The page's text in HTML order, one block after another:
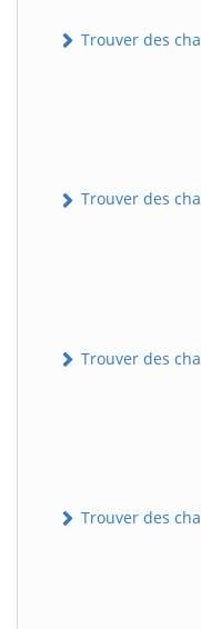
Trouver des
Trouver des
Trouver des
Trouver des